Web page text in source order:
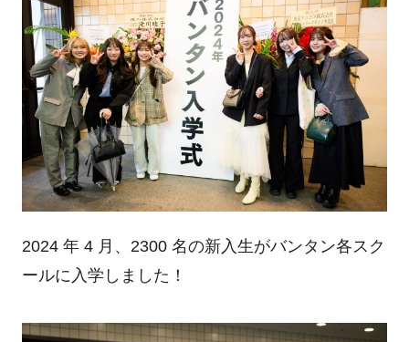
2024 年 4 月、2300 名の新入生がバンタン各スク
ールに入学しました！